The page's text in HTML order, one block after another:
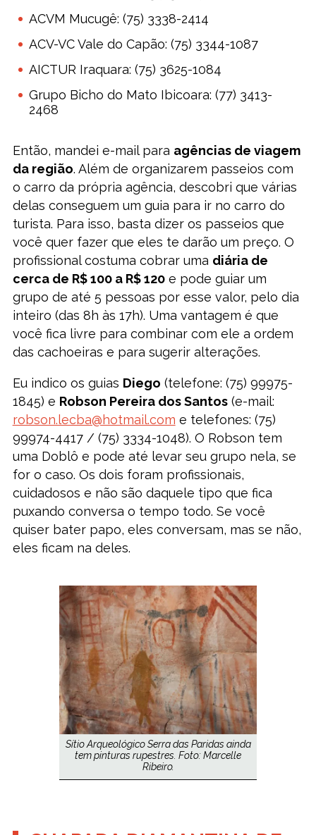
ACVM Mucugê: (75) 3338-2414
ACV-VC Vale do Capão: (75) 3344-1087
AICTUR Iraquara: (75) 3625-1084
Grupo Bicho do Mato Ibicoara: (77) 3413-
2468
Então, mandei e-mail para agências de viagem
da região. Além de organizarem passeios com
o carro da própria agência, descobri que várias
delas conseguem um guia para ir no carro do
turista. Para isso, basta dizer os passeios que
você quer fazer que eles te darão um preço. O
profissional costuma cobrar uma diária de
cerca de R$ 100 a R$ 120e pode guiar um
grupo de até 5 pessoas por esse valor, pelo dia
inteiro (das 8h às 17h). Uma vantagem é que
você fica livre para combinar com ele a ordem
das cachoeiras e para sugerir alterações.
Eu indico os guias Diego (telefone: (75) 99975-
1845) e Robson Pereira dos Santos(e-mail:
robson.lecba@hotmail.com e telefones: (75)
99974-4417 / (75) 3334-1048). O Robson tem
uma Doblô e pode até levar seu grupo nela, se
for o caso. Os dois foram profissionais,
cuidadosos e não são daquele tipo que fica
puxando conversa o tempo todo. Se você
quiser bater papo, eles conversam, mas se não,
eles ficam na deles.
Sítio Arqueológico Serra das Paridas ainda
tem pinturas rupestres. Foto: Marcelle
Ribeiro.